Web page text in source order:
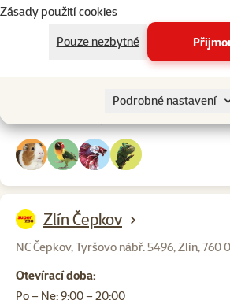
Zásady použití cookies
Pouze nezbytné
Podrobné nastavení
Zlín Oko
Tř. Tomáše Bati 508, Zlín, 760 01, Zlínský
Zlín Čepkov
NC Čepkov, Tyršovo nábř. 5496, Zlín, 760
Otevírací doba:
Po – Ne: 9:00 – 20:00